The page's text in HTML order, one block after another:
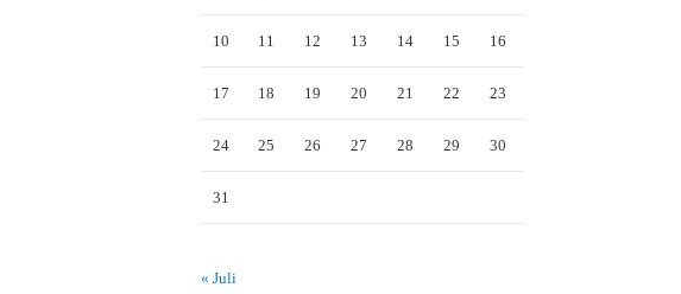
10 11 12 13 14 15 16
17 18 19 20 21 22 23
24 25 26 27 28 29 30
31
« Juli